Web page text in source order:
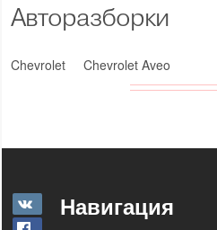
Авторазборки
Chevrolet Chevrolet Aveo
Навигация